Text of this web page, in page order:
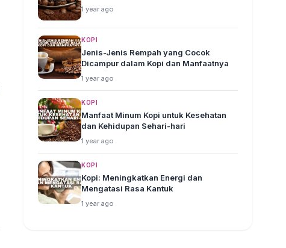
1 year ago
KOPI
Jenis-Jenis Rempah yang Cocok
Dicampur dalam Kopi dan Manfaatnya
1 year ago
KOPI
Manfaat Minum Kopi untuk Kesehatan
dan Kehidupan Sehari-hari
1 year ago
KOPI
Kopi: Meningkatkan Energi dan
Mengatasi Rasa Kantuk
1 year ago